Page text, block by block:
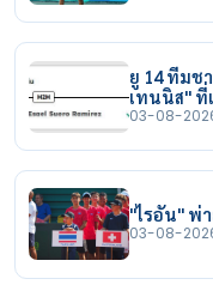
ยู 14 ทีมช
เทนนิส" ที่
03-08-
"ไรอัน" พ่
03-08-